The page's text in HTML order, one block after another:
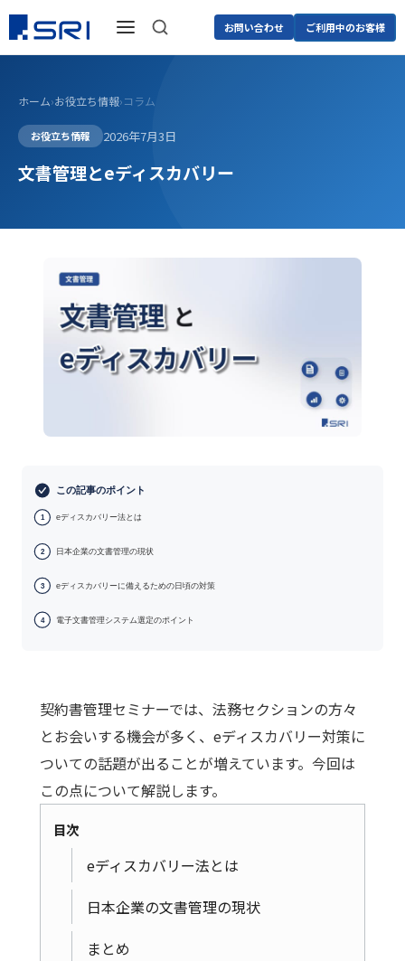
お問い合わせ ご利用中のお客様
ホーム›お役立ち情報›コラム
お役立ち情報 2026年7月3日
文書管理とeディスカバリー
この記事のポイント
1 eディスカバリー法とは
2 日本企業の文書管理の現状
3 eディスカバリーに備えるための日頃の対策
4 電子文書管理システム選定のポイント
契約書管理セミナーでは、法務セクションの方々
とお会いする機会が多く、eディスカバリー対策に
ついての話題が出ることが増えています。今回は
この点について解説します。
目次
eディスカバリー法とは
日本企業の文書管理の現状
まとめ